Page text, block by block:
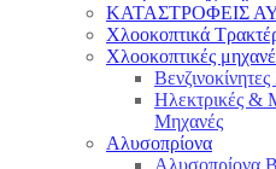
ΚΑΤΑΣΤΡΟΦΕΙΣ
Χλοοκοπτικά
Χλοοκοπτικές
Ηλεκτρικές &
Μηχανές
Αλυσοπρίονα
Αλυσοπρίονα